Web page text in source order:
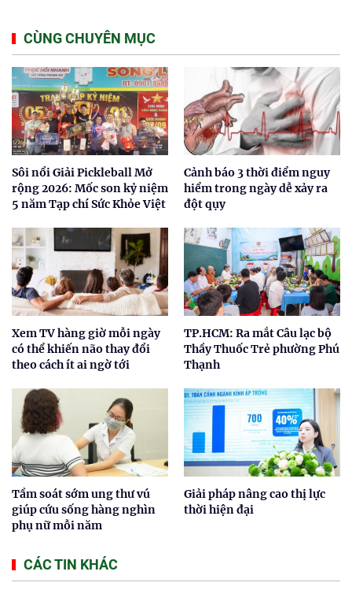
CÙNG CHUYÊN MỤC
Sôi nổi Giải Pickleball Mở
rộng 2026: Mốc son kỷ niệm
5 năm Tạp chí Sức Khỏe Việt
Cảnh báo 3 thời điểm nguy
hiểm trong ngày dễ xảy ra
đột qụy
Xem TV hàng giờ mỗi ngày
có thể khiến não thay đổi
theo cách ít ai ngờ tới
TP.HCM: Ra mắt Câu lạc bộ
Thầy Thuốc Trẻ phường Phú
Thạnh
Tầm soát sớm ung thư vú
giúp cứu sống hàng nghìn
phụ nữ mỗi năm
Giải pháp nâng cao thị lực
thời hiện đại
CÁC TIN KHÁC